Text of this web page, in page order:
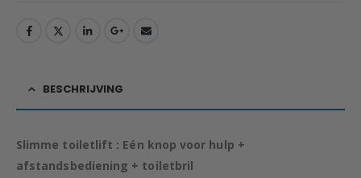
BESCHRIJVING
Slimme toiletlift : Eén knop voor hulp +
afstandsbediening + toiletbril